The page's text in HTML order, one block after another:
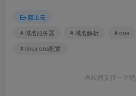
陌上云
# 域名服务器
# 域名解析 # dns
# linux dns配置
喜欢就支持一下吧